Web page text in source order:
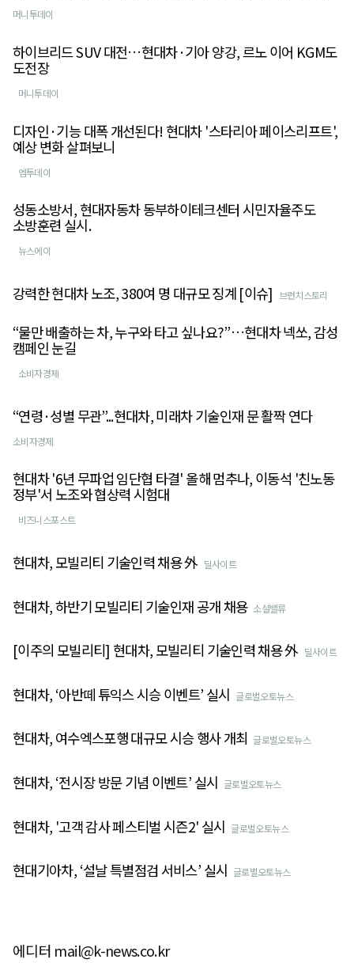
머니투데이
하이브리드 SUV 대전…현대차·기아 양강, 르노 이어 KGM도
도전장
머니투데이
디자인·기능 대폭 개선된다! 현대차 '스타리아 페이스리프트',
예상 변화 살펴보니
엠투데이
성동소방서, 현대자동차 동부하이테크센터 시민자율주도
소방훈련 실시.
뉴스에이
강력한 현대차 노조, 380여 명 대규모 징계 [이슈] 브런치스토리
“물만 배출하는 차, 누구와 타고 싶나요?”…현대차 넥쏘, 감성
캠페인 눈길
소비자경제
“연령·성별 무관”...현대차, 미래차 기술인재 문 활짝 연다
소비자경제
현대차 '6년 무파업 임단협 타결' 올해 멈추나, 이동석 '친노동
정부'서 노조와 협상력 시험대
비즈니스포스트
현대차, 모빌리티 기술인력 채용 外 딜사이트
현대차, 하반기 모빌리티 기술인재 공개 채용 소셜밸류
[이주의 모빌리티] 현대차, 모빌리티 기술인력 채용 外 딜사이트
현대차, ‘아반떼 튜익스 시승 이벤트’ 실시 글로벌오토뉴스
현대차, 여수엑스포행 대규모 시승 행사 개최 글로벌오토뉴스
현대차, ‘전시장 방문 기념 이벤트’ 실시 글로벌오토뉴스
현대차, '고객 감사 페스티벌 시즌2' 실시 글로벌오토뉴스
현대기아차, ‘설날 특별점검 서비스’ 실시 글로벌오토뉴스
에디터 mail@k-news.co.kr